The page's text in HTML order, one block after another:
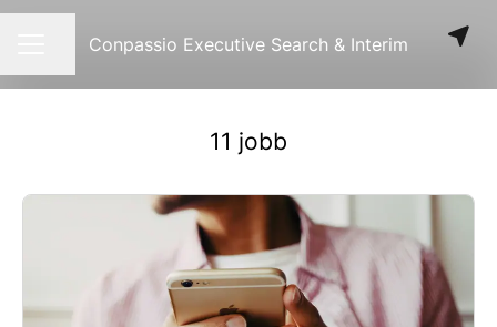
KARRIÄRMENYConpassio Executive Search & Interim
Dela sidan
11 jobb